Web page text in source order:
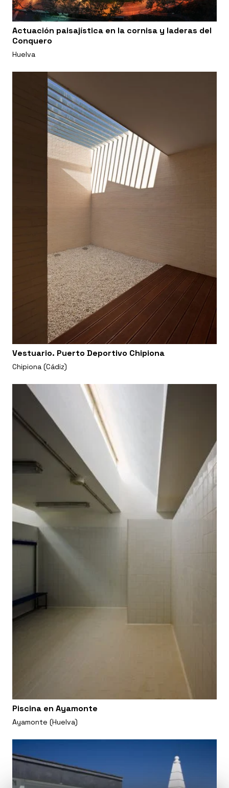
Actuación paisajística en la cornisa y laderas del
Conquero
Huelva
Vestuario. Puerto Deportivo Chipiona
Chipiona (Cádiz)
Piscina en Ayamonte
Ayamonte (Huelva)